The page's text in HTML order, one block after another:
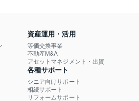
資産運用・活用
等価交換事業
不動産M&A
アセットマネジメント・出資
各種サポート
シニア向けサポート
相続サポート
リフォームサポート